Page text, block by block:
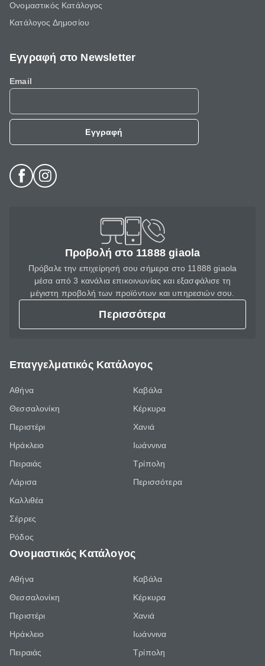
Ονομαστικός Κατάλογος
Κατάλογος Δημοσίου
Εγγραφή στο Newsletter
Email
Εγγραφή
Προβολή στο 11888 giaola
Πρόβαλε την επιχείρησή σου σήμερα στο 11888 giaola
μέσα από 3 κανάλια επικοινωνίας και εξασφάλισε τη
μέγιστη προβολή των προϊόντων και υπηρεσιών σου.
Περισσότερα
Επαγγελματικός Κατάλογος
Αθήνα
Θεσσαλονίκη
Περιστέρι
Ηράκλειο
Πειραιάς
Λάρισα
Καλλιθέα
Σέρρες
Ρόδος
Καβάλα
Κέρκυρα
Χανιά
Ιωάννινα
Τρίπολη
Περισσότερα
Ονομαστικός Κατάλογος
Αθήνα
Θεσσαλονίκη
Περιστέρι
Ηράκλειο
Πειραιάς
Καβάλα
Κέρκυρα
Χανιά
Ιωάννινα
Τρίπολη